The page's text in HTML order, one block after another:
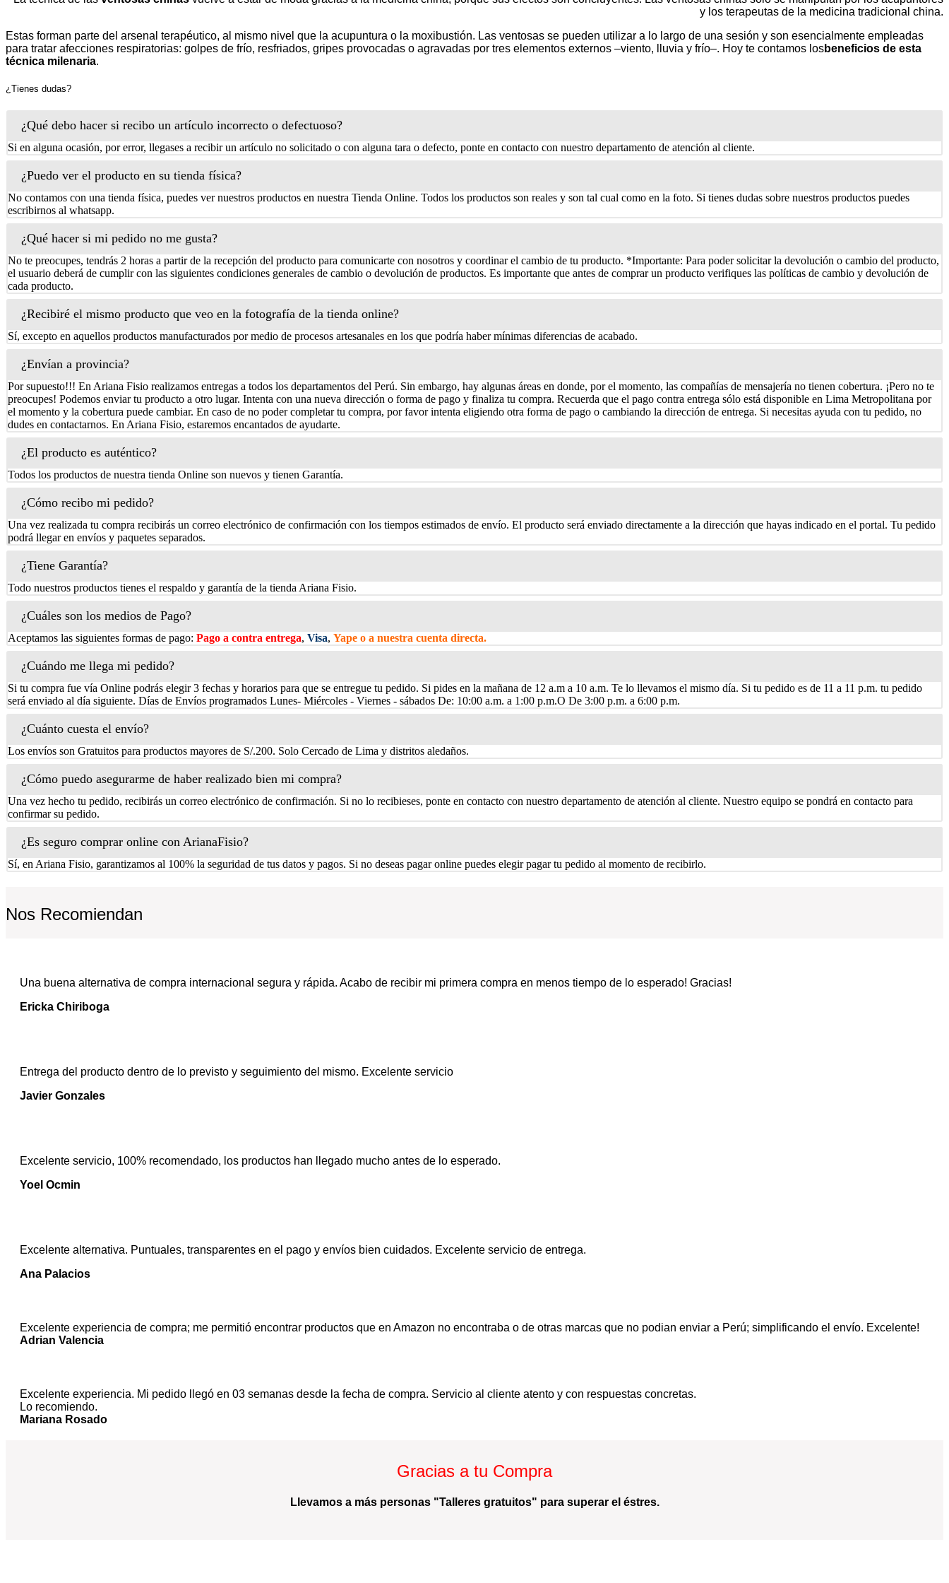
y los terapeutas de la medicina tradicional china.
Estas forman parte del arsenal terapéutico, al mismo nivel que la acupuntura o la moxibustión. Las ventosas se pueden utilizar a lo largo de una sesión y son esencialmente empleadas
para tratar afecciones respiratorias: golpes de frío, resfriados, gripes provocadas o agravadas por tres elementos externos –viento, lluvia y frío–. Hoy te contamos losbeneficios de esta
técnica milenaria.
¿Tienes dudas?
¿Qué debo hacer si recibo un artículo incorrecto o defectuoso?
Si en alguna ocasión, por error, llegases a recibir un artículo no solicitado o con alguna tara o defecto, ponte en contacto con nuestro departamento de atención al cliente.
¿Puedo ver el producto en su tienda física?
No contamos con una tienda física, puedes ver nuestros productos en nuestra Tienda Online. Todos los productos son reales y son tal cual como en la foto. Si tienes dudas sobre nuestros productos puedes
escribirnos al whatsapp.
¿Qué hacer si mi pedido no me gusta?
No te preocupes, tendrás 2 horas a partir de la recepción del producto para comunicarte con nosotros y coordinar el cambio de tu producto. *Importante: Para poder solicitar la devolución o cambio del producto,
el usuario deberá de cumplir con las siguientes condiciones generales de cambio o devolución de productos. Es importante que antes de comprar un producto verifiques las políticas de cambio y devolución de
cada producto.
¿Recibiré el mismo producto que veo en la fotografía de la tienda online?
Sí, excepto en aquellos productos manufacturados por medio de procesos artesanales en los que podría haber mínimas diferencias de acabado.
¿Envían a provincia?
Por supuesto!!! En Ariana Fisio realizamos entregas a todos los departamentos del Perú. Sin embargo, hay algunas áreas en donde, por el momento, las compañías de mensajería no tienen cobertura. ¡Pero no te
preocupes! Podemos enviar tu producto a otro lugar. Intenta con una nueva dirección o forma de pago y finaliza tu compra. Recuerda que el pago contra entrega sólo está disponible en Lima Metropolitana por
el momento y la cobertura puede cambiar. En caso de no poder completar tu compra, por favor intenta eligiendo otra forma de pago o cambiando la dirección de entrega. Si necesitas ayuda con tu pedido, no
dudes en contactarnos. En Ariana Fisio, estaremos encantados de ayudarte.
¿El producto es auténtico?
Todos los productos de nuestra tienda Online son nuevos y tienen Garantía.
¿Cómo recibo mi pedido?
Una vez realizada tu compra recibirás un correo electrónico de confirmación con los tiempos estimados de envío. El producto será enviado directamente a la dirección que hayas indicado en el portal. Tu pedido
podrá llegar en envíos y paquetes separados.
¿Tiene Garantía?
Todo nuestros productos tienes el respaldo y garantía de la tienda Ariana Fisio.
¿Cuáles son los medios de Pago?
Aceptamos las siguientes formas de pago: Pago a contra entrega, Visa, Yape o a nuestra cuenta directa.
¿Cuándo me llega mi pedido?
Si tu compra fue vía Online podrás elegir 3 fechas y horarios para que se entregue tu pedido. Si pides en la mañana de 12 a.m a 10 a.m. Te lo llevamos el mismo día. Si tu pedido es de 11 a 11 p.m. tu pedido
será enviado al día siguiente. Días de Envíos programados Lunes- Miércoles - Viernes - sábados De: 10:00 a.m. a 1:00 p.m.O De 3:00 p.m. a 6:00 p.m.
¿Cuánto cuesta el envío?
Los envíos son Gratuitos para productos mayores de S/.200. Solo Cercado de Lima y distritos aledaños.
¿Cómo puedo asegurarme de haber realizado bien mi compra?
Una vez hecho tu pedido, recibirás un correo electrónico de confirmación. Si no lo recibieses, ponte en contacto con nuestro departamento de atención al cliente. Nuestro equipo se pondrá en contacto para
confirmar su pedido.
¿Es seguro comprar online con ArianaFisio?
Sí, en Ariana Fisio, garantizamos al 100% la seguridad de tus datos y pagos. Si no deseas pagar online puedes elegir pagar tu pedido al momento de recibirlo.
Nos Recomiendan
Una buena alternativa de compra internacional segura y rápida. Acabo de recibir mi primera compra en menos tiempo de lo esperado! Gracias!
Ericka Chiriboga
Entrega del producto dentro de lo previsto y seguimiento del mismo. Excelente servicio
Javier Gonzales
Excelente servicio, 100% recomendado, los productos han llegado mucho antes de lo esperado.
Yoel Ocmin
Excelente alternativa. Puntuales, transparentes en el pago y envíos bien cuidados. Excelente servicio de entrega.
Ana Palacios
Excelente experiencia de compra; me permitió encontrar productos que en Amazon no encontraba o de otras marcas que no podian enviar a Perú; simplificando el envío. Excelente!
Adrian Valencia
Excelente experiencia. Mi pedido llegó en 03 semanas desde la fecha de compra. Servicio al cliente atento y con respuestas concretas.
Lo recomiendo.
Mariana Rosado
Gracias a tu Compra
Llevamos a más personas "Talleres gratuitos" para superar el éstres.